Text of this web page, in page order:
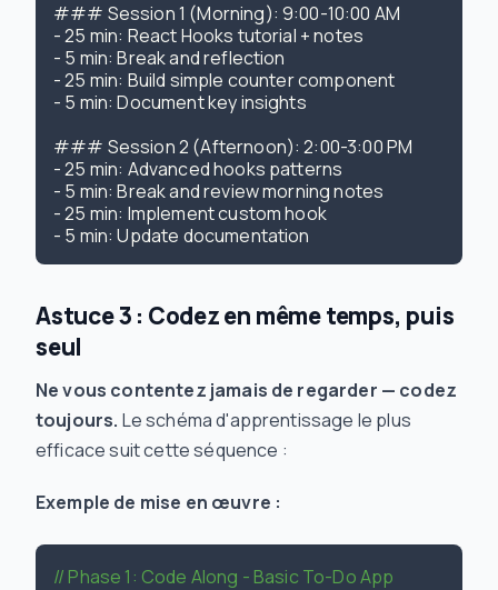
### Session 1 (Morning): 9:00-10:00 AM
- 25 min: React Hooks tutorial + notes
- 5 min: Break and reflection
- 25 min: Build simple counter component
- 5 min: Document key insights
### Session 2 (Afternoon): 2:00-3:00 PM
- 25 min: Advanced hooks patterns
- 5 min: Break and review morning notes
- 25 min: Implement custom hook
Astuce 3 : Codez en même temps, puis
seul
Ne vous contentez jamais de regarder — codez
toujours. Le schéma d'apprentissage le plus
efficace suit cette séquence :
Exemple de mise en œuvre :
// Phase 1: Code Along - Basic To-Do App